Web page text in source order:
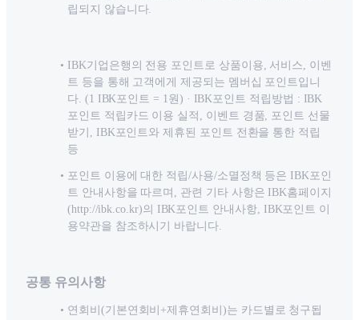
립되지 않습니다.
IBK기업은행의 전용 포인트로 상품이용, 서비스, 이벤
트 등을 통해 고객에게 제공되는 멤버십 포인트입니
다. (1 IBK포인트 = 1원) · IBK포인트 적립방법 : IBK
포인트 적립카드 이용 실적, 이벤트 경품, 포인트 선물
받기, IBK포인트와 제휴된 포인트 전환을 통한 적립
등
포인트 이용에 대한 적립/사용/소멸정책 등은 IBK포인
트 안내사항을 따르며, 관련 기타 사항은 IBK홈페이지
(http://ibk.co.kr)의 IBK포인트 안내사항, IBK포인트 이
용약관을 참조하시기 바랍니다.
공통 유의사항
연회비(기본연회비+제휴연회비)는 카드별로 청구됩